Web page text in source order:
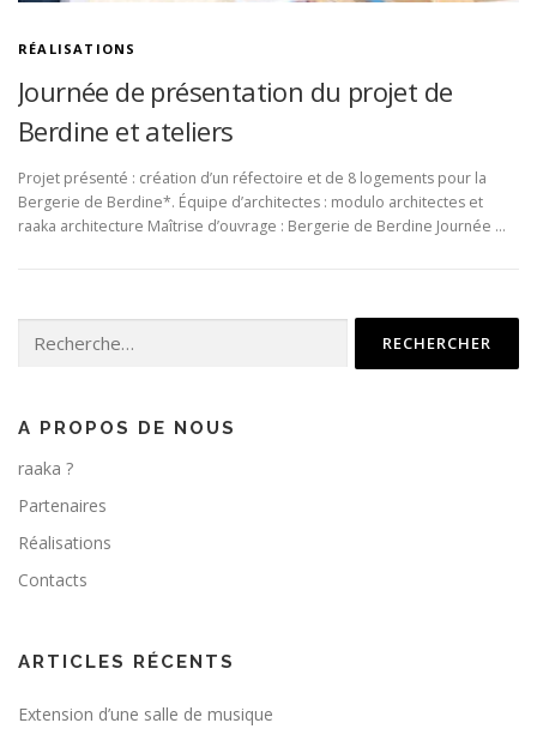
RÉALISATIONS
Journée de présentation du projet de
Berdine et ateliers
Projet présenté : création d’un réfectoire et de 8 logements pour la
Bergerie de Berdine*. Équipe d’architectes : modulo architectes et
raaka architecture Maîtrise d’ouvrage : Bergerie de Berdine Journée …
A PROPOS DE NOUS
raaka ?
Partenaires
Réalisations
Contacts
ARTICLES RÉCENTS
Extension d’une salle de musique